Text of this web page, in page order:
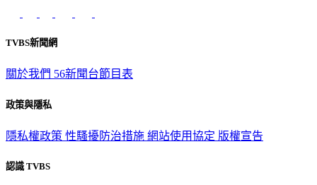
TVBS新聞網
關於我們 56新聞台節目表
政策與隱私
隱私權政策 性騷擾防治措施 網站使用協定 版權宣告
認識 TVBS